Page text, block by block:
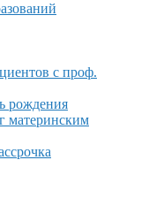
с проф.
рождения
материнским